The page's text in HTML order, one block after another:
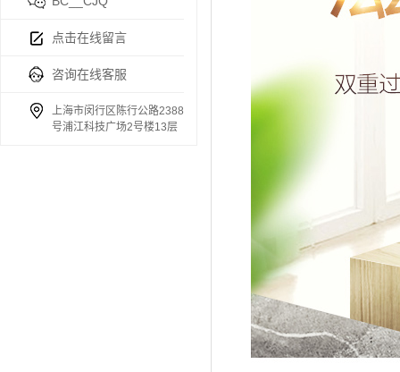
点击在线留言
咨询在线客服
上海市闵行区陈行公路2388
号浦江科技广场2号楼13层